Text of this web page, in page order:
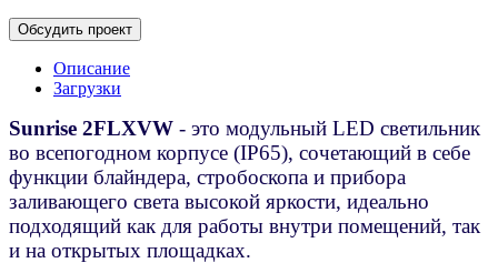
Обсудить проект
Описание
Загрузки
Sunrise 2FLXVW - это модульный LED светильник
во всепогодном корпусе (IP65), сочетающий в себе
функции блайндера, стробоскопа и прибора
заливающего света высокой яркости, идеально
подходящий как для работы внутри помещений, так
и на открытых площадках.